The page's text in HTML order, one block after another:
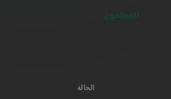
المعلمون
الحالة